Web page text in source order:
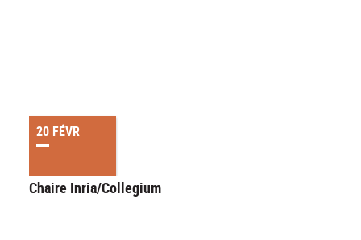
20 FÉVR
Chaire Inria/Collegium